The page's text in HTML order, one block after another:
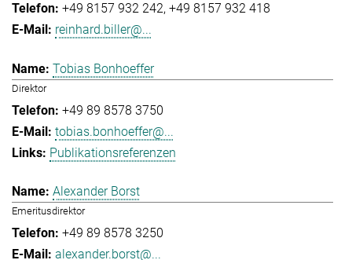
+49 8157 932 242 +49 8157 932 418
reinhard.biller@...
Tobias Bonhoeffer
Direktor
+49 89 8578 3750
tobias.bonhoeffer@...
Publikationsreferenzen
Alexander Borst
Emeritusdirektor
+49 89 8578 3250
alexander.borst@...